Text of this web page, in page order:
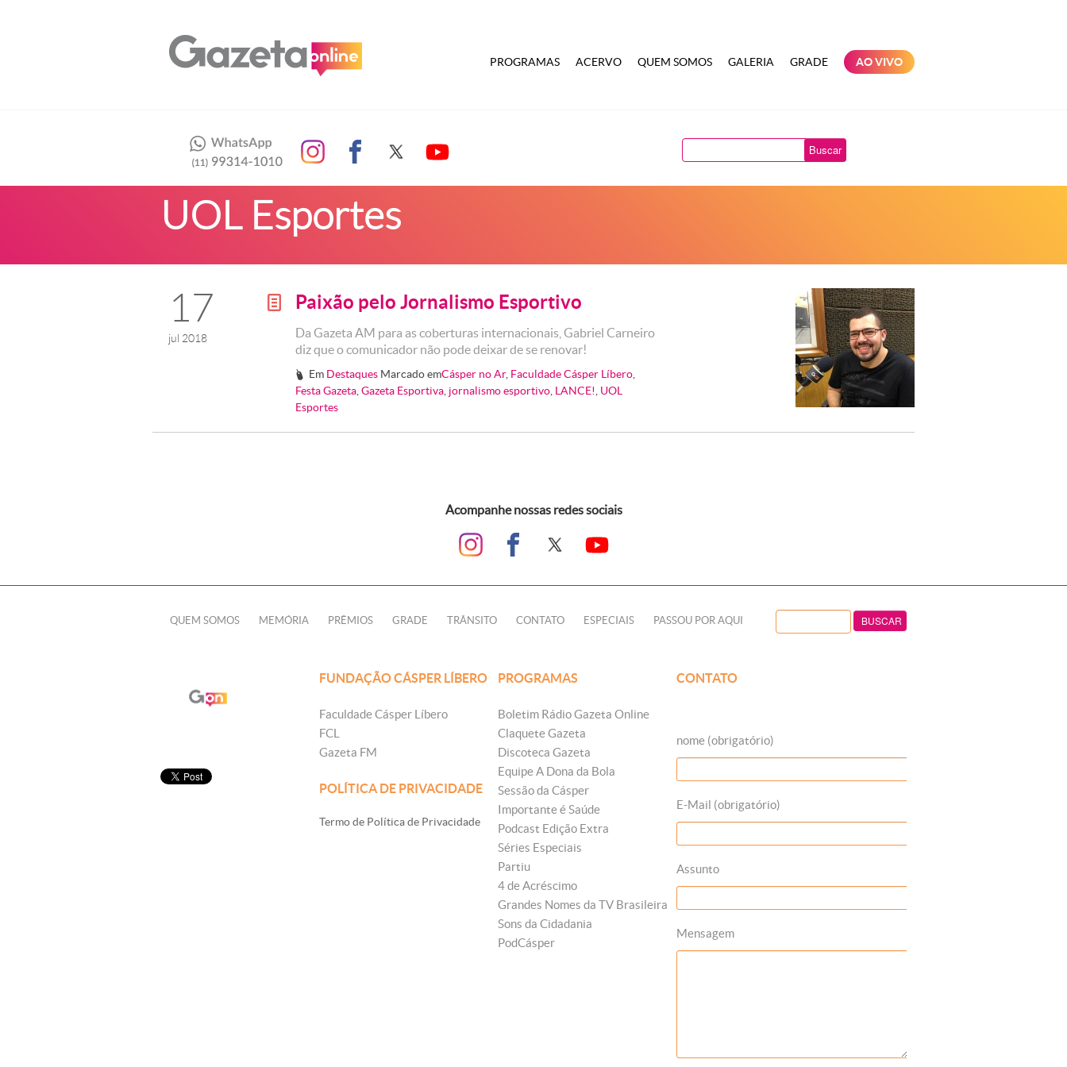
PROGRAMAS ACERVO QUEM SOMOS GALERIA GRADE AO VIVO
Buscar
UOL Esportes
17
jul 2018
g Paixão pelo Jornalismo Esportivo
Da Gazeta AM para as coberturas internacionais, Gabriel Carneiro
diz que o comunicador não pode deixar de se renovar!
# Em Destaques Marcado emCásper no Ar, Faculdade Cásper Líbero
Festa Gazeta Gazeta Esportiva jornalismo esportivo LANCE! UOL
Esportes
Acompanhe nossas redes sociais
QUEM SOMOS MEMÓRIA PRÊMIOS GRADE TRÂNSITO CONTATO ESPECIAIS PASSOU POR AQUI
FUNDAÇÃO CÁSPER LÍBERO
Faculdade Cásper Líbero
FCL
Gazeta FM
POLÍTICA DE PRIVACIDADE
Termo de Política de Privacidade
PROGRAMAS
Boletim Rádio Gazeta Online
Claquete Gazeta
Discoteca Gazeta
Equipe A Dona da Bola
Sessão da Cásper
Importante é Saúde
Podcast Edição Extra
Séries Especiais
Partiu
4 de Acréscimo
Grandes Nomes da TV Brasileira
Sons da Cidadania
PodCásper
CONTATO
nome (obrigatório)
E-Mail (obrigatório)
Assunto
Mensagem